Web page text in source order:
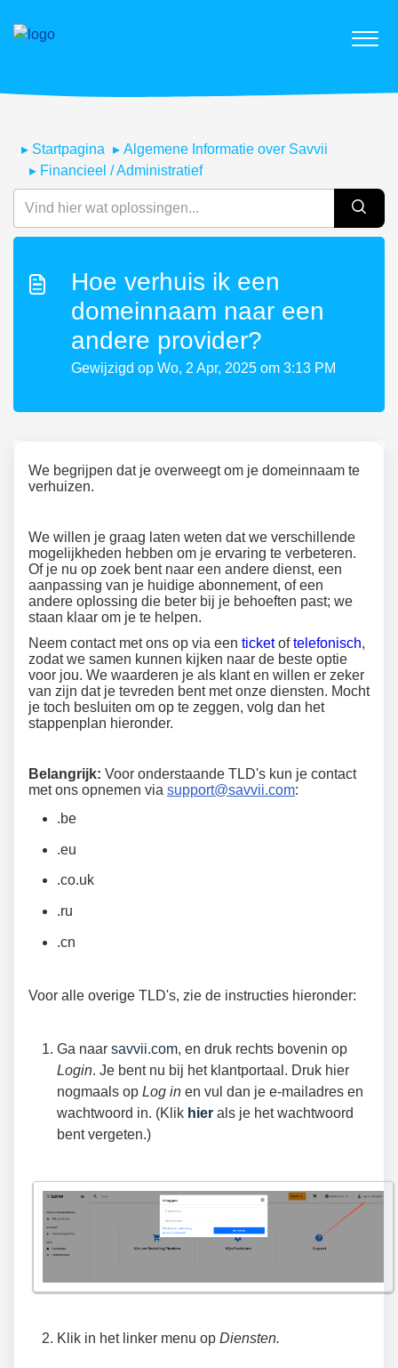
Startpagina
Algemene Informatie over Savvii
Financieel / Administratief
Hoe verhuis ik een
domeinnaam naar een
andere provider?
Gewijzigd op Wo, 2 Apr, 2025 om 3:13 PM
We begrijpen dat je overweegt om je domeinnaam te
verhuizen.
We willen je graag laten weten dat we verschillende
mogelijkheden hebben om je ervaring te verbeteren.
Of je nu op zoek bent naar een andere dienst, een
aanpassing van je huidige abonnement, of een
andere oplossing die beter bij je behoeften past; we
staan klaar om je te helpen.
Neem contact met ons op via een ticketoftelefonisch,
zodat we samen kunnen kijken naar de beste optie
voor jou. We waarderen je als klant en willen er zeker
van zijn dat je tevreden bent met onze diensten. Mocht
je toch besluiten om op te zeggen, volg dan het
stappenplan hieronder.
Belangrijk: Voor onderstaande TLD's kun je contact
met ons opnemen via support@savvii.com:
.be
.eu
.co.uk
.ru
.cn
Voor alle overige TLD's, zie de instructies hieronder:
Ga naar savvii.com, en druk rechts bovenin op
Login. Je bent nu bij het klantportaal. Druk hier
nogmaals op Log in en vul dan je e-mailadres en
wachtwoord in. (Klik hier als je het wachtwoord
bent vergeten.)
Klik in het linker menu op Diensten.